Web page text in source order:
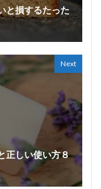
と損するたった
Next
正しい使い方８